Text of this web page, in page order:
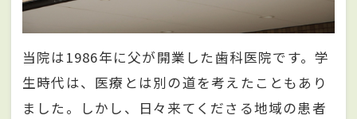
当院は1986年に父が開業した歯科医院です。学
生時代は、医療とは別の道を考えたこともあり
ました。しかし、日々来てくださる地域の患者